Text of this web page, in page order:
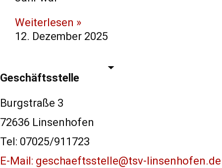
Weiterlesen »
12. Dezember 2025
Geschäftsstelle
Burgstraße 3
72636 Linsenhofen
Tel: 07025/911723
E-Mail: geschaeftsstelle@tsv-linsenhofen.de